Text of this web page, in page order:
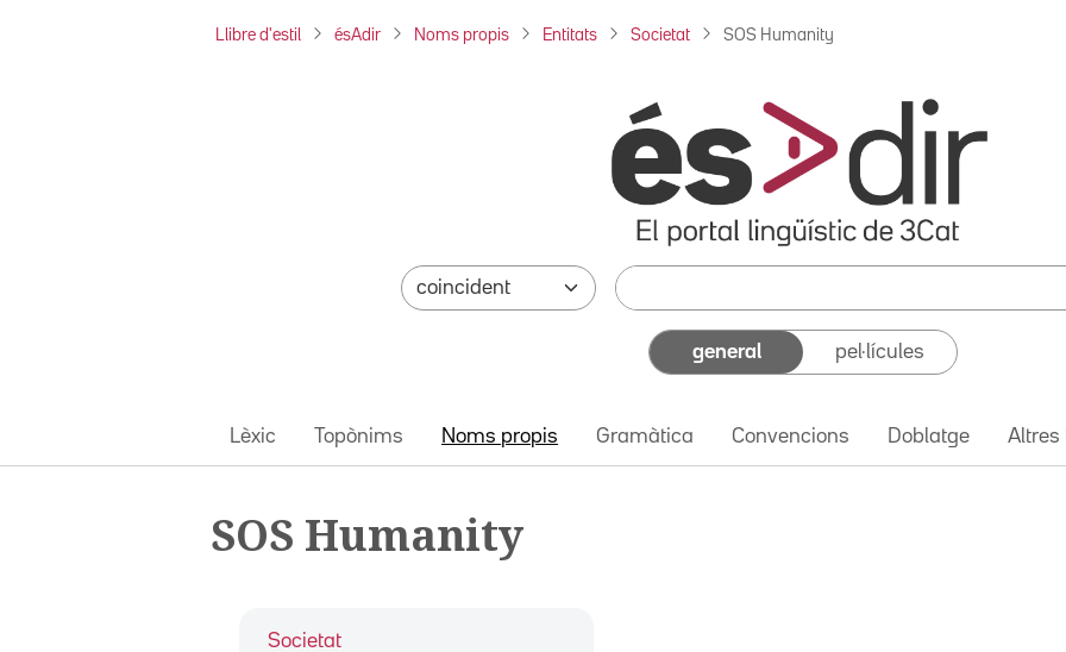
Llibre d'estil ésAdir Noms propis Entitats Societat SOS Humanity
general pel·lícules
Lèxic Topònims Noms propis Gramàtica Convencions Doblatge Altres
SOS Humanity
Societat